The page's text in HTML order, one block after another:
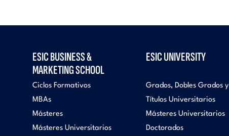
ESIC BUSINESS &
MARKETING SCHOOL
Ciclos Formativos
MBAs
Másteres
Másteres Universitarios
ESIC UNIVERSITY
Grados, Dobles Grados y
Títulos Universitarios
Másteres Universitarios
Doctorados